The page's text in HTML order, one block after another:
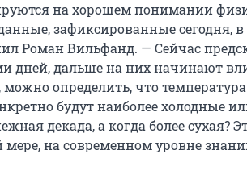
на хорошем понимании
зафиксированные сегодня,
Роман Вильфанд. — Сейчас
дней, дальше на них начинают
определить, что температура
будут наиболее холодные
декада, а когда более сухая?
на современном уровне